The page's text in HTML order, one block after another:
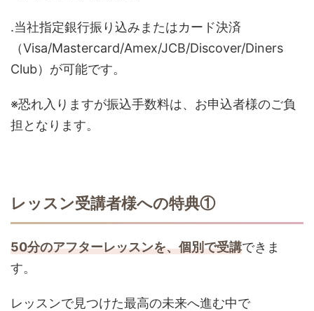
.当社指定銀行振り込みまたはカード決済
（Visa/Mastercard/Amex/JCB/Discover/Diners
Club）が可能です。
※恐れ入りますが振込手数料は、お申込者様のご負
担となります。
レッスン受講者様への特典①
50分のアフターレッスンを、個別で受講できま
す。
レッスンで見つけた最高の未来へ進む中で